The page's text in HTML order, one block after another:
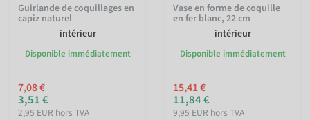
Guirlande de coquillages en
capiz naturel
intérieur
Disponible immédiatement
7,08 €
3,51 €
2,95 EUR hors TVA
Vase en forme de coquille
en fer blanc, 22 cm
intérieur
Disponible immédiatement
15,41 €
11,84 €
9,95 EUR hors TVA